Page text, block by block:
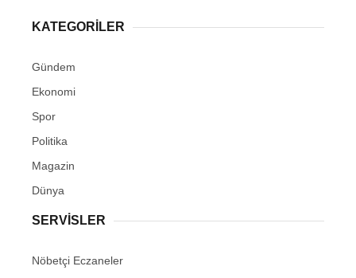
KATEGORİLER
Gündem
Ekonomi
Spor
Politika
Magazin
Dünya
SERVİSLER
Nöbetçi Eczaneler